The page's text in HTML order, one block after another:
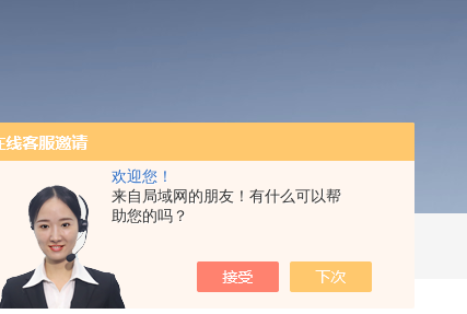
欢迎您！
来自局域网的朋友！有什么可以帮
助您的吗？